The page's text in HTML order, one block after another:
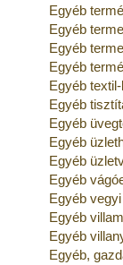
Egyéb
Egyéb
Egyéb
Egyéb
Egyéb
Egyéb
Egyéb
Egyéb
Egyéb
Egyéb
Egyéb
Egyéb
Egyéb
Egyéb,